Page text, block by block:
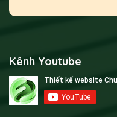
Kênh Youtube